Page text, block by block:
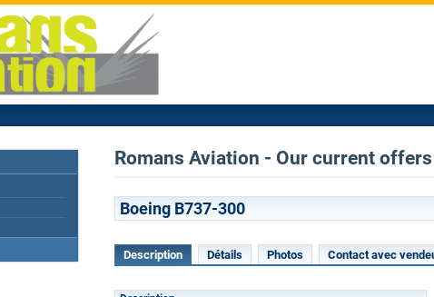
Romans Aviation - Our current offers
Boeing B737-300
Description Détails Photos Contact avec